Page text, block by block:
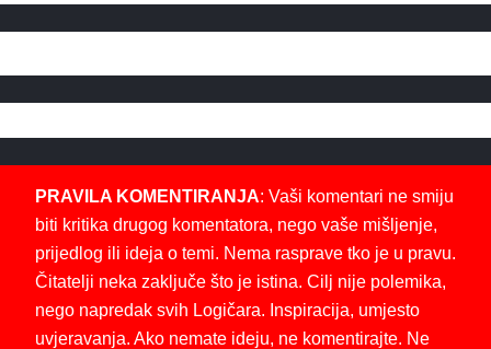
PRAVILA KOMENTIRANJA: Vaši komentari ne smiju
biti kritika drugog komentatora, nego vaše mišljenje,
prijedlog ili ideja o temi. Nema rasprave tko je u pravu.
Čitatelji neka zaključe što je istina. Cilj nije polemika,
nego napredak svih Logičara. Inspiracija, umjesto
uvjeravanja. Ako nemate ideju, ne komentirajte. Ne